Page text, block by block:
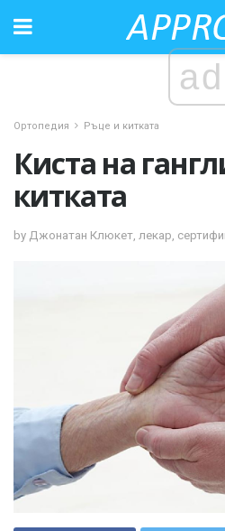
ad
Ортопедия Ръце и китката
Киста на
китката
by Джонатан Клюкет, лекар,